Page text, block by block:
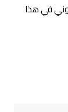
في هذا